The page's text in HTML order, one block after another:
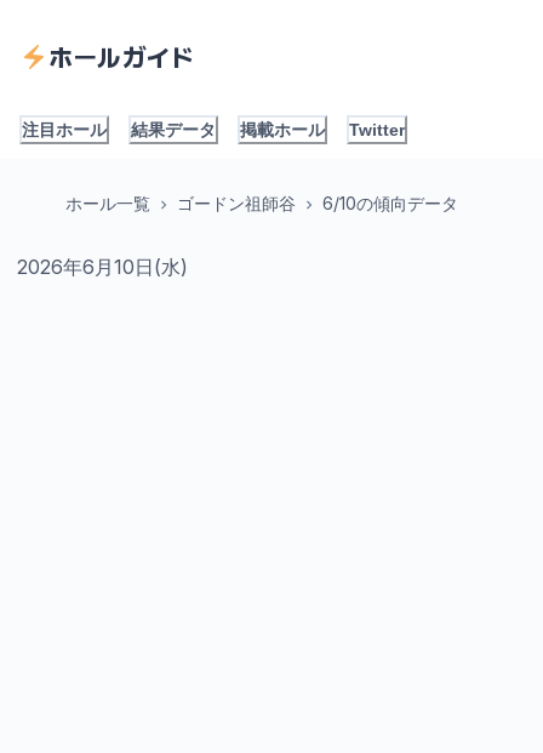
ホールガイド
注目ホール 結果データ 掲載ホール Twitter
ホール一覧 ゴードン祖師谷 6/10の傾向データ
2026年6月10日(水)